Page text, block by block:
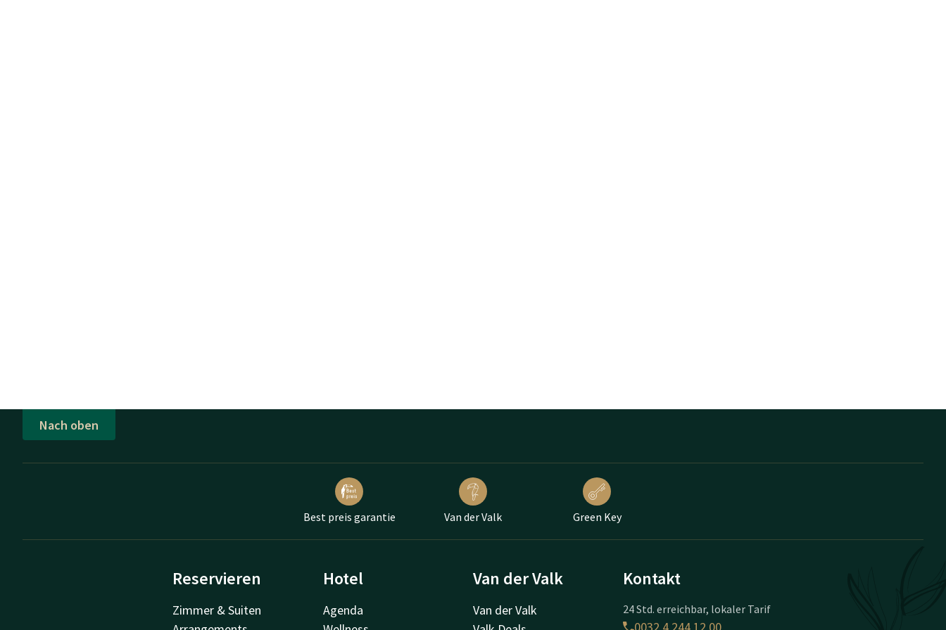
Nach oben
Best preis garantie Van der Valk Green Key
Reservieren
Zimmer & Suiten
Hotel
Agenda
Van der Valk
Van der Valk
Kontakt
24 Std. erreichbar, lokaler Tarif